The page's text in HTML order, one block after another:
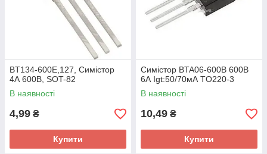
BT134-600E,127, Симістор
4А 600В, SOT-82
В наявності
4,99 ₴
Купити
Симістор BTA06-600B 600В
6А Igt:50/70мА TO220-3
В наявності
10,49 ₴
Купити